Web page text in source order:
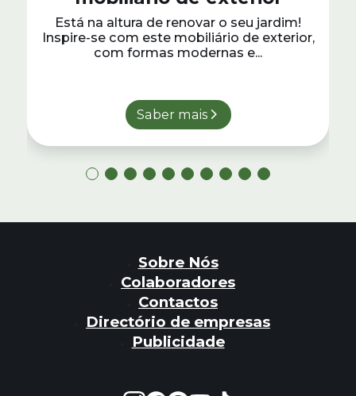
Está na altura de renovar o seu jardim!
Inspire-se com este mobiliário de exterior,
com formas modernas e...
Saber mais
Sobre Nós
Colaboradores
Contactos
Directório de empresas
Publicidade